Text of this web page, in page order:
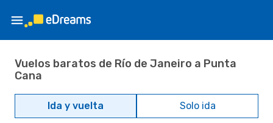
Vuelos baratos de Río de Janeiro a Punta
Cana
Ida y vuelta Solo ida